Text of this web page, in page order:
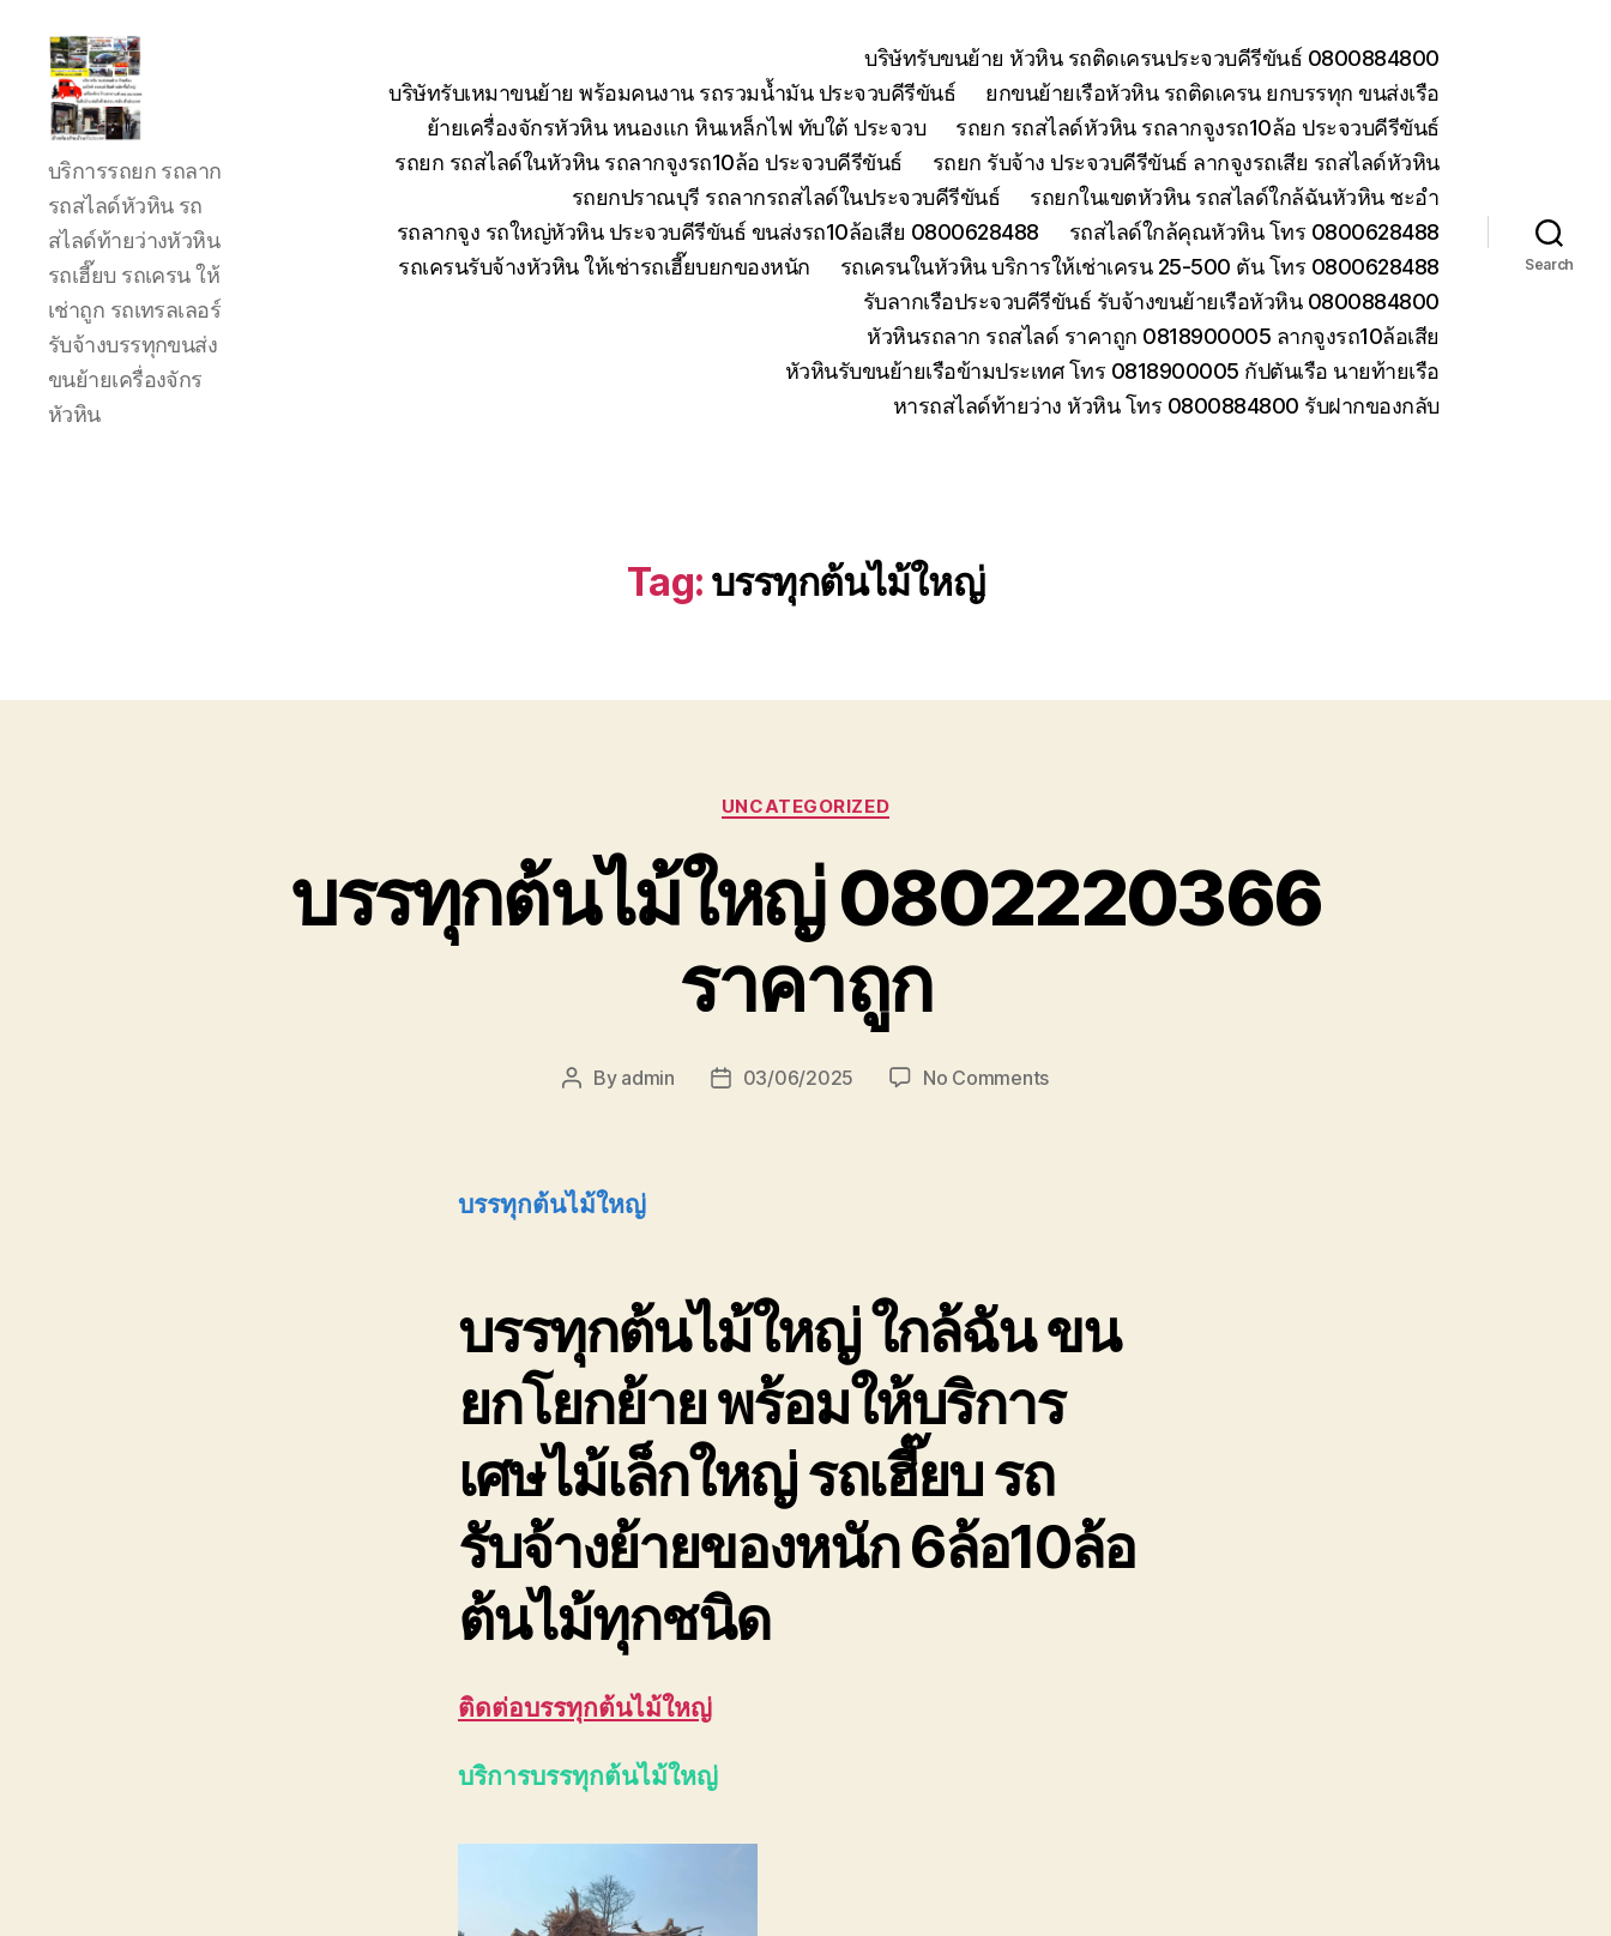
ลาก
รถ
สไลด์
เขต
หัวหิน
24
ชั่วโมง
ติดต่อ
โทร
บริการรถยก รถลาก
รถสไลด์หัวหิน รถ
สไลด์ท้ายว่างหัวหิน
รถเฮี๊ยบ รถเครน ให้
เช่าถูก รถเทรลเลอร์
รับจ้างบรรทุกขนส่ง
ขนย้ายเครื่องจักร
หัวหิน
บริษัทรับขนย้าย หัวหิน รถติดเครนประจวบคีรีขันธ์ 0800884800
บริษัทรับเหมาขนย้าย พร้อมคนงาน รถรวมน้ำมัน ประจวบคีรีขันธ์
ยกขนย้ายเรือหัวหิน รถติดเครน ยกบรรทุก ขนส่งเรือ
ย้ายเครื่องจักรหัวหิน หนองแก หินเหล็กไฟ ทับใต้ ประจวบ
รถยก รถสไลด์หัวหิน รถลากจูงรถ10ล้อ ประจวบคีรีขันธ์
รถยก รถสไลด์ในหัวหิน รถลากจูงรถ10ล้อ ประจวบคีรีขันธ์
รถยก รับจ้าง ประจวบคีรีขันธ์ ลากจูงรถเสีย รถสไลด์หัวหิน
รถยกปราณบุรี รถลากรถสไลด์ในประจวบคีรีขันธ์
รถยกในเขตหัวหิน รถสไลด์ใกล้ฉันหัวหิน ชะอำ
รถลากจูง รถใหญ่หัวหิน ประจวบคีรีขันธ์ ขนส่งรถ10ล้อเสีย 0800628488
รถสไลด์ใกล้คุณหัวหิน โทร 0800628488
รถเครนรับจ้างหัวหิน ให้เช่ารถเฮี๊ยบยกของหนัก
รถเครนในหัวหิน บริการให้เช่าเครน 25-500 ตัน โทร 0800628488
รับลากเรือประจวบคีรีขันธ์ รับจ้างขนย้ายเรือหัวหิน 0800884800
หัวหินรถลาก รถสไลด์ ราคาถูก 0818900005 ลากจูงรถ10ล้อเสีย
หัวหินรับขนย้ายเรือข้ามประเทศ โทร 0818900005 กัปตันเรือ นายท้ายเรือ
หารถสไลด์ท้ายว่าง หัวหิน โทร 0800884800 รับฝากของกลับ
Search
Tag: บรรทุกต้นไม้ใหญ่
Categories
UNCATEGORIZED
บรรทุกต้นไม้ใหญ่ 0802220366
ราคาถูก
Post
By admin
Post03/06/2025 No Commentson
บรรทุกต้นไม้ใหญ่
บรรทุกต้นไม้ใหญ่ ใกล้ฉัน ขน
ยกโยกย้าย พร้อมให้บริการ
เศษไม้เล็กใหญ่ รถเฮี๊ยบ รถ
รับจ้างย้ายของหนัก 6ล้อ10ล้อ
ต้นไม้ทุกชนิด
ติดต่อบรรทุกต้นไม้ใหญ่
บริการบรรทุกต้นไม้ใหญ่